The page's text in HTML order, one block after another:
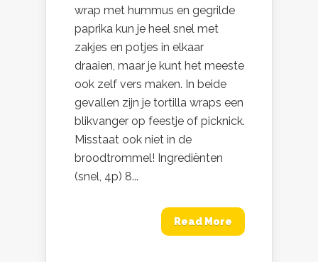
wrap met hummus en gegrilde
paprika kun je heel snel met
zakjes en potjes in elkaar
draaien, maar je kunt het meeste
ook zelf vers maken. In beide
gevallen zijn je tortilla wraps een
blikvanger op feestje of picknick.
Misstaat ook niet in de
broodtrommel! Ingrediënten
(snel, 4p) 8...
Read More